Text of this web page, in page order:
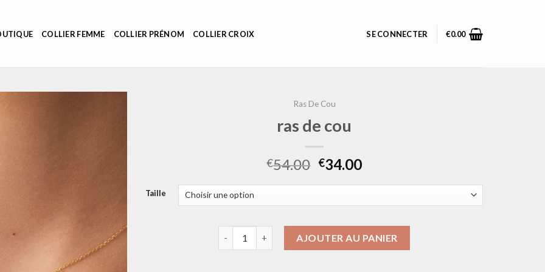
COLLIER FEMME COLLIER PRÉNOM COLLIER CROIX SE CONNECTER €0.00
Ras De Cou
ras de cou
€54.00 €34.00
Taille
AJOUTER AU PANIER